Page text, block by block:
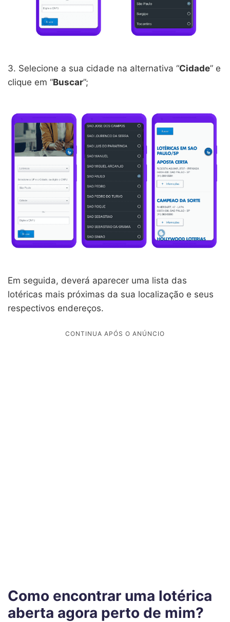
3. Selecione a sua cidade na alternativa “Cidade” e
clique em “Buscar”;
Em seguida, deverá aparecer uma lista das
lotéricas mais próximas da sua localização e seus
respectivos endereços.
Como encontrar uma lotérica
aberta agora perto de mim?